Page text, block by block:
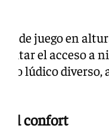
de juego en
el acceso a
lúdico
del confort